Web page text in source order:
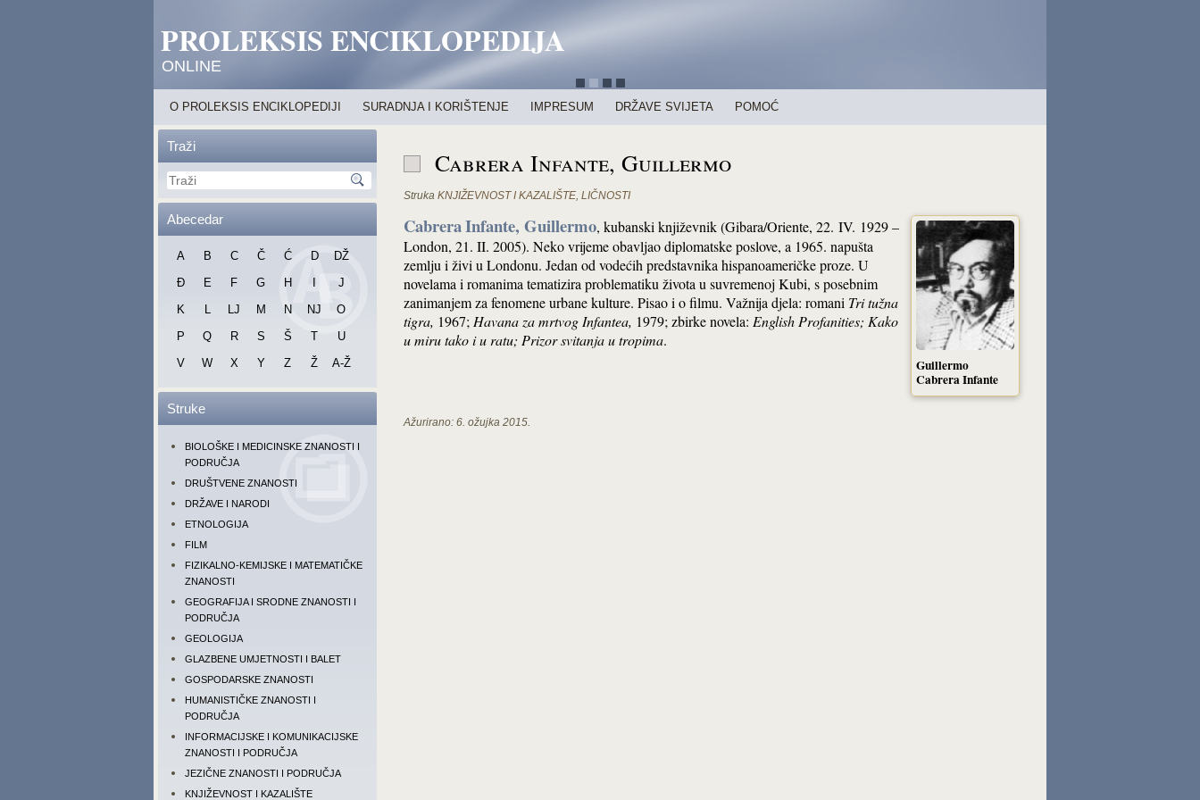
PROLEKSIS ENCIKLOPEDIJA
ONLINE
O PROLEKSIS ENCIKLOPEDIJI SURADNJA I KORIŠTENJE IMPRESUM DRŽAVE SVIJETA POMOĆ
Traži
Abecedar
A B C Č Ć D
DŽ
Đ
E F G H
J
K
L LJ M N NJ
O
P
Q R S Š T
U
V
W X Y Z Ž A-Ž
Struke
BIOLOŠKE I MEDICINSKE ZNANOSTI I
PODRUČJA
DRUŠTVENE ZNANOSTI
DRŽAVE I NARODI
ETNOLOGIJA
FILM
FIZIKALNO-KEMIJSKE I MATEMATIČKE
ZNANOSTI
GEOGRAFIJA I SRODNE ZNANOSTI I
PODRUČJA
GEOLOGIJA
GLAZBENE UMJETNOSTI I BALET
GOSPODARSKE ZNANOSTI
HUMANISTIČKE ZNANOSTI I
PODRUČJA
INFORMACIJSKE I KOMUNIKACIJSKE
ZNANOSTI I PODRUČJA
JEZIČNE ZNANOSTI I PODRUČJA
KNJIŽEVNOST I KAZALIŠTE
Cabrera Infante, Guillermo
Struka KNJIŽEVNOST I KAZALIŠTE, LIČNOSTI
Guillermo
Cabrera Infante
CabreraInfante, Guillermo, kubanski književnik (Gibara/Oriente, 22. IV. 1929 –
London, 21. II. 2005). Neko vrijeme obavljao diplomatske poslove, a 1965. napušta
zemlju i živi u Londonu. Jedan od vodećih predstavnika hispanoameričke proze. U
novelama i romanima tematizira problematiku života u suvremenoj Kubi, s posebnim
zanimanjem za fenomene urbane kulture. Pisao i o filmu. Važnija djela: romani Tri tužna
tigra, 1967; Havana za mrtvog Infantea, 1979; zbirke novela: English Profanities; Kako
u miru tako i u ratu; Prizor svitanja u tropima.
Ažurirano: 6. ožujka 2015.